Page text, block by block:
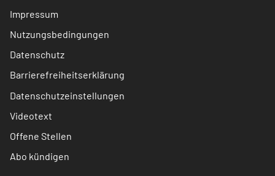
Impressum
Nutzungsbedingungen
Datenschutz
Barrierefreiheitserklärung
Datenschutzeinstellungen
Videotext
Offene Stellen
Abo kündigen